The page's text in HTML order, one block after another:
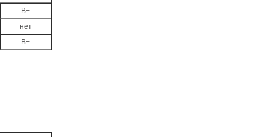
B+
нет
B+